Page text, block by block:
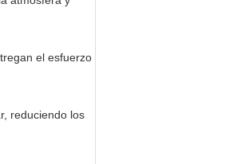
el esfuerzo
reduciendo los